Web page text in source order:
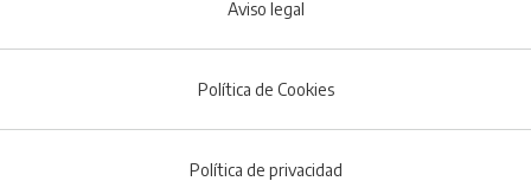
Aviso legal
Política de Cookies
Política de privacidad